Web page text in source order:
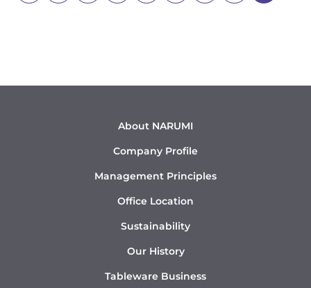
About NARUMI
Company Profile
Management Principles
Office Location
Sustainability
Our History
Tableware Business